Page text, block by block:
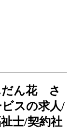
だん花 さ
スの求人/
士/契約社